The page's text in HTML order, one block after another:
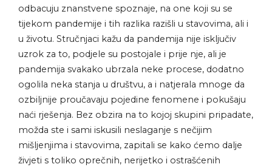
odbacuju znanstvene spoznaje, na one koji su se
tijekom pandemije i tih razlika razišli u stavovima, ali i
u životu. Stručnjaci kažu da pandemija nije isključiv
uzrok za to, podjele su postojale i prije nje, ali je
pandemija svakako ubrzala neke procese, dodatno
ogolila neka stanja u društvu, a i natjerala mnoge da
ozbiljnije proučavaju pojedine fenomene i pokušaju
naći rješenja. Bez obzira na to kojoj skupini pripadate,
možda ste i sami iskusili neslaganje s nečijim
mišljenjima i stavovima, zapitali se kako ćemo dalje
živjeti s toliko oprečnih, nerijetko i ostrašćenih